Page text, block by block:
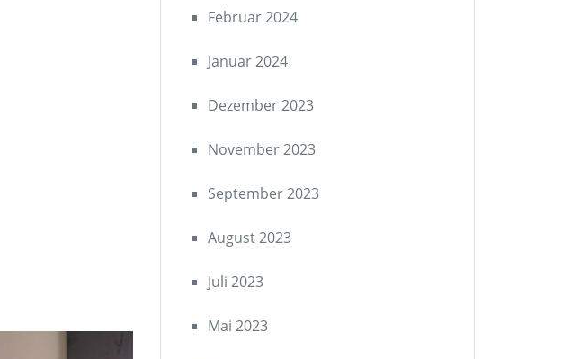
Februar 2024
Januar 2024
Dezember 2023
November 2023
September 2023
August 2023
Juli 2023
Mai 2023